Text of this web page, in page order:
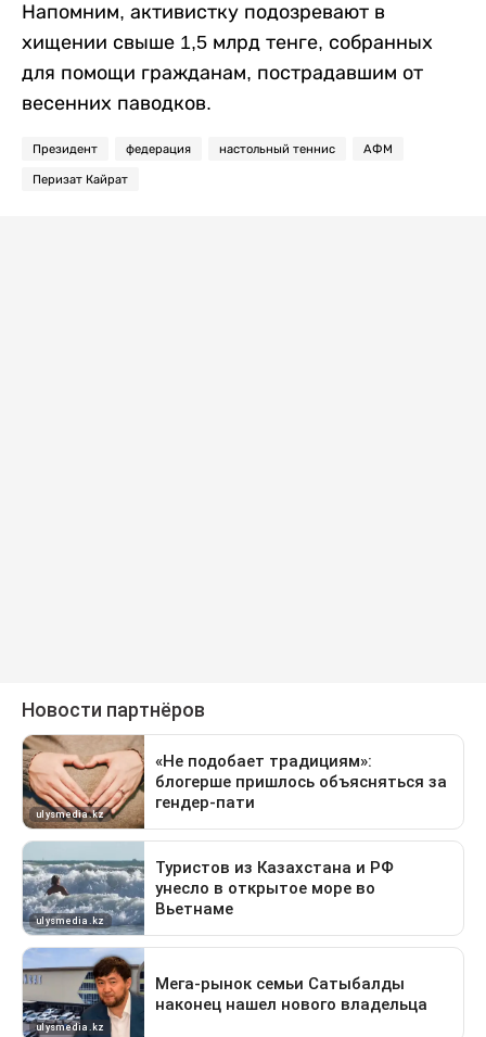
Напомним, активистку подозревают в
хищении свыше 1,5 млрд тенге, собранных
для помощи гражданам, пострадавшим от
весенних паводков.
Президент федерация настольный теннис АФМ
Перизат Кайрат